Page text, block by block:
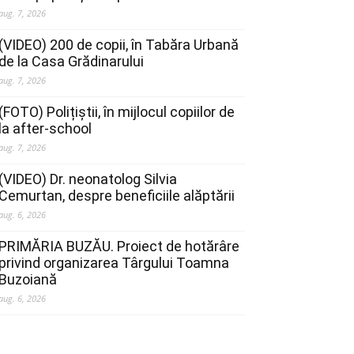
7, 2026
200 de copii, în Tabăra Urbană
la Casa Grădinarului
7, 2026
Polițiștii, în mijlocul copiilor de
after-school
7, 2026
Dr. neonatolog Silvia
despre beneficiile alăptării
6, 2026
BUZĂU. Proiect de hotărâre
organizarea Târgului Toamna
6, 2026